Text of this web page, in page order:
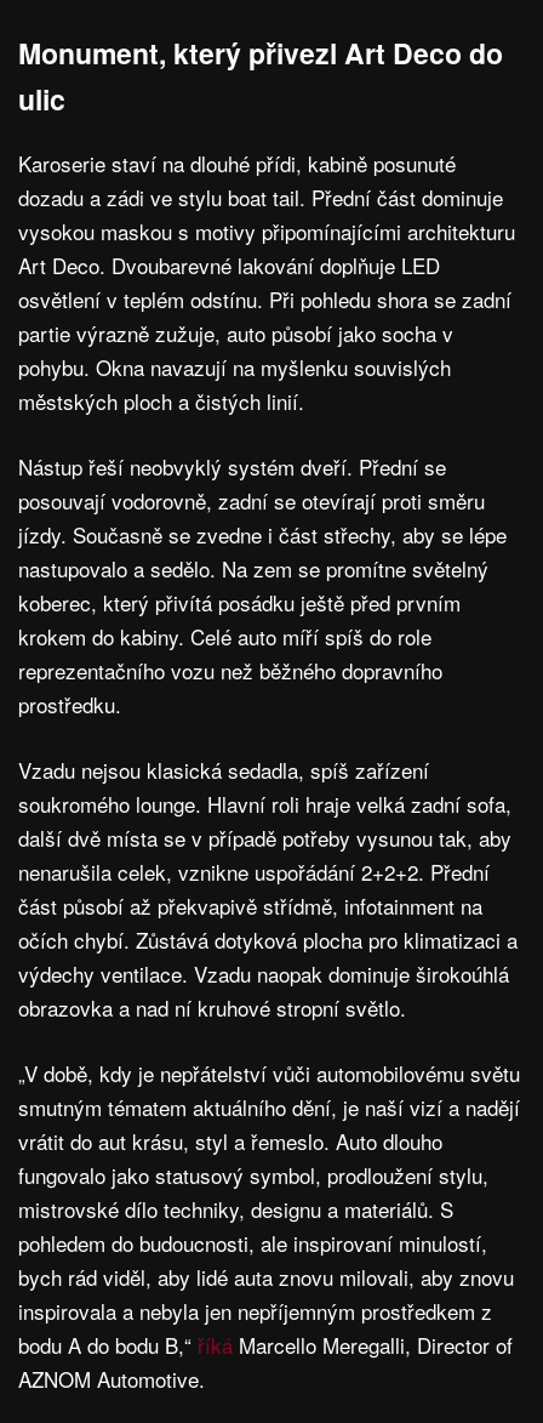
Monument, který přivezl Art Deco do
ulic
Karoserie staví na dlouhé přídi, kabině posunuté
dozadu a zádi ve stylu boat tail. Přední část dominuje
vysokou maskou s motivy připomínajícími architekturu
Art Deco. Dvoubarevné lakování doplňuje LED
osvětlení v teplém odstínu. Při pohledu shora se zadní
partie výrazně zužuje, auto působí jako socha v
pohybu. Okna navazují na myšlenku souvislých
městských ploch a čistých linií.
Nástup řeší neobvyklý systém dveří. Přední se
posouvají vodorovně, zadní se otevírají proti směru
jízdy. Současně se zvedne i část střechy, aby se lépe
nastupovalo a sedělo. Na zem se promítne světelný
koberec, který přivítá posádku ještě před prvním
krokem do kabiny. Celé auto míří spíš do role
reprezentačního vozu než běžného dopravního
prostředku.
Vzadu nejsou klasická sedadla, spíš zařízení
soukromého lounge. Hlavní roli hraje velká zadní sofa,
další dvě místa se v případě potřeby vysunou tak, aby
nenarušila celek, vznikne uspořádání 2+2+2. Přední
část působí až překvapivě střídmě, infotainment na
očích chybí. Zůstává dotyková plocha pro klimatizaci a
výdechy ventilace. Vzadu naopak dominuje širokoúhlá
obrazovka a nad ní kruhové stropní světlo.
„V době, kdy je nepřátelství vůči automobilovému světu
smutným tématem aktuálního dění, je naší vizí a nadějí
vrátit do aut krásu, styl a řemeslo. Auto dlouho
fungovalo jako statusový symbol, prodloužení stylu,
mistrovské dílo techniky, designu a materiálů. S
pohledem do budoucnosti, ale inspirovaní minulostí,
bych rád viděl, aby lidé auta znovu milovali, aby znovu
inspirovala a nebyla jen nepříjemným prostředkem z
bodu A do bodu B,“ říká Marcello Meregalli, Director of
AZNOM Automotive.